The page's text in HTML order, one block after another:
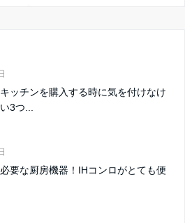
ッチンを購入する時に気を付けなけ
3つ...
要な厨房機器！IHコンロがとても便